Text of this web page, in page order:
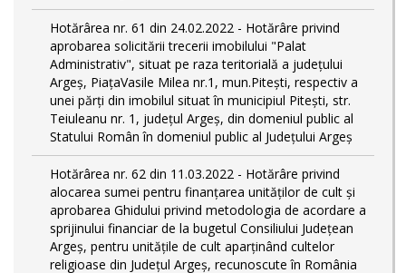
Hotărârea nr. 61 din 24.02.2022 - Hotărâre privind
aprobarea solicitării trecerii imobilului "Palat
Administrativ", situat pe raza teritorială a județului
Argeș, PiațaVasile Milea nr.1, mun.Pitești, respectiv a
unei părți din imobilul situat în municipiul Piteşti, str.
Teiuleanu nr. 1, judeţul Argeş, din domeniul public al
Statului Român în domeniul public al Județului Argeș
Hotărârea nr. 62 din 11.03.2022 - Hotărâre privind
alocarea sumei pentru finanțarea unităților de cult și
aprobarea Ghidului privind metodologia de acordare a
sprijinului financiar de la bugetul Consiliului Judeţean
Argeş, pentru unităţile de cult aparţinând cultelor
religioase din Judeţul Argeş, recunoscute în România